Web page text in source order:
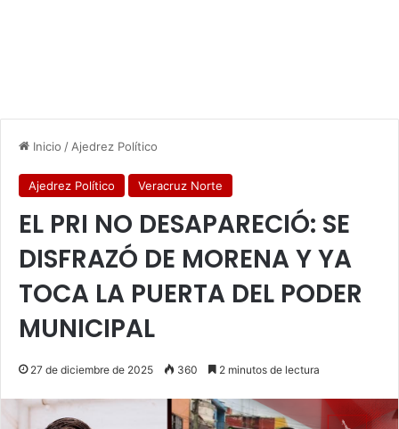
Inicio / Ajedrez Político
Ajedrez Político Veracruz Norte
EL PRI NO DESAPARECIÓ: SE
DISFRAZÓ DE MORENA Y YA
TOCA LA PUERTA DEL PODER
MUNICIPAL
27 de diciembre de 2025 360 2 minutos de lectura